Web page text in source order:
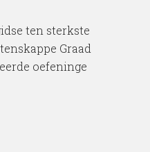
ten sterkste
Graad
oefeninge